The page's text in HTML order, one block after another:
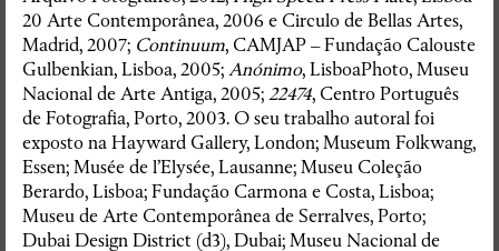
20 Arte Contemporânea, 2006 e Circulo de Bellas Artes,
Madrid, 2007; Continuum, CAMJAP – Fundação Calouste
Gulbenkian, Lisboa, 2005;Anónimo, LisboaPhoto, Museu
Nacional de Arte Antiga, 2005;22474, Centro Português
de Fotografia, Porto, 2003. O seu trabalho autoral foi
exposto na Hayward Gallery, London; Museum Folkwang,
Essen; Musée de l’Elysée, Lausanne; Museu Coleção
Berardo, Lisboa; Fundação Carmona e Costa, Lisboa;
Museu de Arte Contemporânea de Serralves, Porto;
Dubai Design District (d3), Dubai; Museu Nacional de